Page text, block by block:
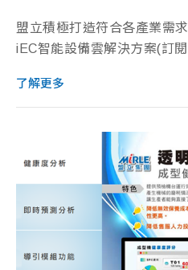
盟立積極打造符合各產業需
iEC智能設備雲解決方案(訂
了解更多